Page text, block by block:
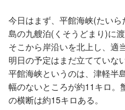
今日はまず、平館海峡(たい
島の九艘泊(くそうどまり)に渡
そこから岸沿いを北上し、適
明日の予定はまだ立てていない
平館海峡というのは、津軽半
幅のないところが約11キロ。
の横断は約15キロある。